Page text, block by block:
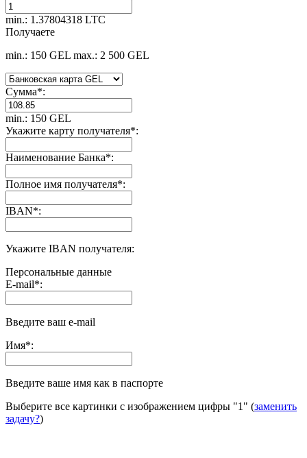
min.: 1.37804318 LTC
Получаете
min.: 150 GEL max.: 2 500 GEL
Сумма*:
min.: 150 GEL
Укажите карту получателя*:
Наименование Банка*:
Полное имя получателя*:
IBAN*:
Укажите IBAN получателя:
Персональные данные
E-mail*:
Введите ваш e-mail
Имя*:
Введите ваше имя как в паспорте
Выберите все картинки с изображением цифры "1" (заменить
задачу?)